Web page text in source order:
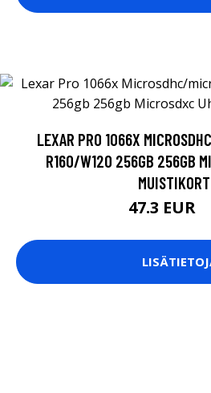
LEXAR PRO 1066X
R160/W120 256GB 256GB
47.3 EUR